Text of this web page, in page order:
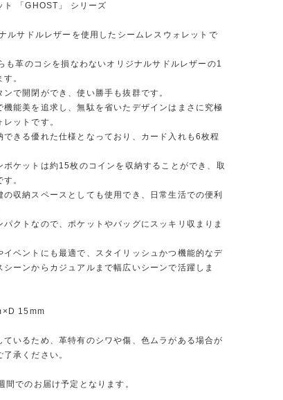
ト 「GHOST」 シリーズ
ルサドルレザーを使用したシームレスウォレットで
も革のコシを損なわないオリジナルサドルレザーの1
。
で開閉ができ、使い勝手も抜群です。
機能美を追求し、無駄を省いたデザインはまさに究極
ットです。
できる優れた仕様となっており、カード入れも6枚程
ポケットは約15枚のコインを収納することができ、取
。
の収納スペースとしても使用でき、日常生活での便利
パクトなので、ポケットやバッグにスッキリ収まりま
イベントにも最適で、スタイリッシュかつ機能的なデ
ーンからカジュアルまで幅広いシーンで活躍しま
15mm
いるため、革特有のシワや傷、色ムラがある場合が
承ください。
間でのお届け予定となります。